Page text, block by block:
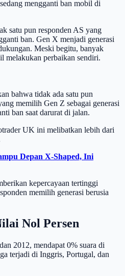
mengganti ban mobil di
satu pun responden AS yang
ban. Gen X menjadi generasi
Meski begitu, banyak
melakukan perbaikan sendiri.
bahwa tidak ada satu pun
memilih Gen Z sebagai generasi
ban saat darurat di jalan.
UK ini melibatkan lebih dari
Depan X-Shaped, Ini
kepercayaan tertinggi
memilih generasi berusia
Nol Persen
2012, mendapat 0% suara di
terjadi di Inggris, Portugal, dan